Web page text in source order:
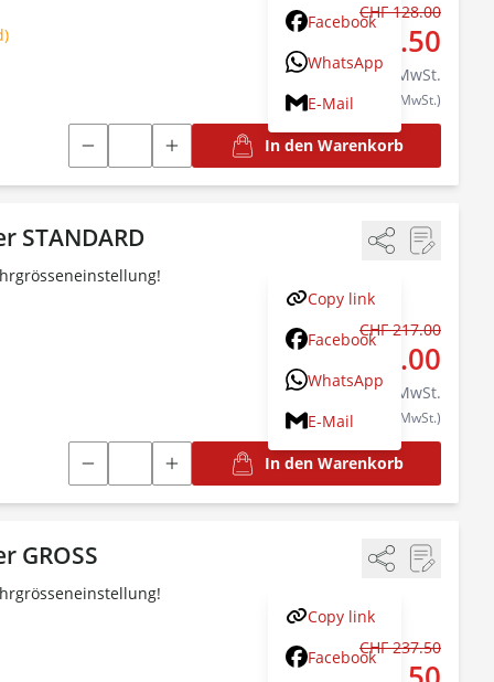
Facebook
WhatsApp
E-Mail
Statt: CHF 128.00
CHF 121.50
inkl. 8.1% MwSt.
(CHF 112.40 exkl. MwSt.)
In den Warenkorb
STANDARD
Copy link
Facebook
WhatsApp
E-Mail
Statt: CHF 217.00
CHF 206.00
inkl. 8.1% MwSt.
(CHF 190.56 exkl. MwSt.)
In den Warenkorb
GROSS
Copy link
Facebook
Statt: CHF 237.50